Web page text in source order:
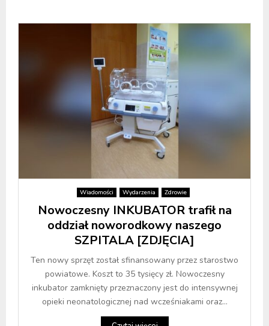
Wiadomości Wydarzenia Zdrowie
Nowoczesny INKUBATOR trafił na
oddział noworodkowy naszego
SZPITALA [ZDJĘCIA]
Ten nowy sprzęt został sfinansowany przez starostwo
powiatowe. Koszt to 35 tysięcy zł. Nowoczesny
inkubator zamknięty przeznaczony jest do intensywnej
opieki neonatologicznej nad wcześniakami oraz...